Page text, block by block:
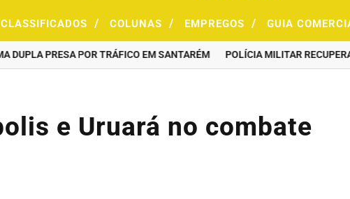
CLASSIFICADOS / COLUNAS / EMPREGOS / GUIA
PRESA POR TRÁFICO EM SANTARÉM POLÍCIA MILITAR RECUPERA
e Uruará no combate